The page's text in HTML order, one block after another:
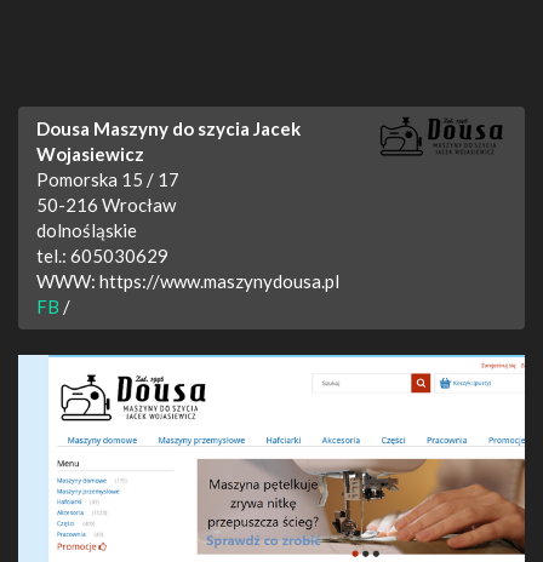
Dousa Maszyny do szycia Jacek
Wojasiewicz
Pomorska 15 / 17
50-216 Wrocław
dolnośląskie
tel.: 605030629
WWW: https://www.maszynydousa.pl
FB /